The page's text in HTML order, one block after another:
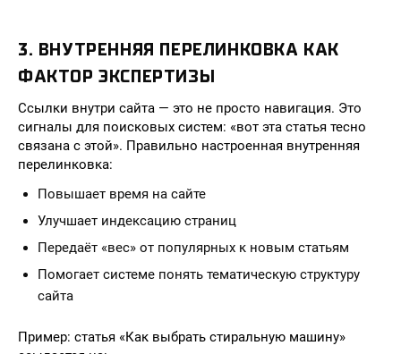
3. ВНУТРЕННЯЯ ПЕРЕЛИНКОВКА КАК
ФАКТОР ЭКСПЕРТИЗЫ
Ссылки внутри сайта — это не просто навигация. Это
сигналы для поисковых систем: «вот эта статья тесно
связана с этой». Правильно настроенная внутренняя
перелинковка:
Повышает время на сайте
Улучшает индексацию страниц
Передаёт «вес» от популярных к новым статьям
Помогает системе понять тематическую структуру
сайта
Пример: статья «Как выбрать стиральную машину»